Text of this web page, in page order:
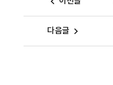
다음글